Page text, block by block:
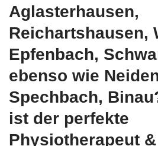
Aglasterhausen,
Reichartshausen,
Epfenbach,
ebenso wie
Spechbach,
ist der perfekte
Physiotherapeut &